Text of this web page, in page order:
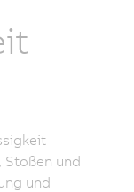
Stößen und
und